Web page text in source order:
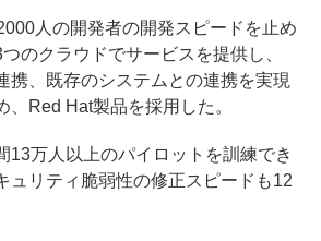
人の開発者の開発スピードを止め
のクラウドでサービスを提供し、
携、既存のシステムとの連携を実現
、Red Hat製品を採用した。
万人以上のパイロットを訓練でき
ュリティ脆弱性の修正スピードも12